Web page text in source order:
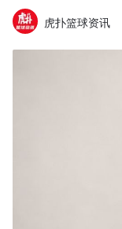
虎扑篮球资讯